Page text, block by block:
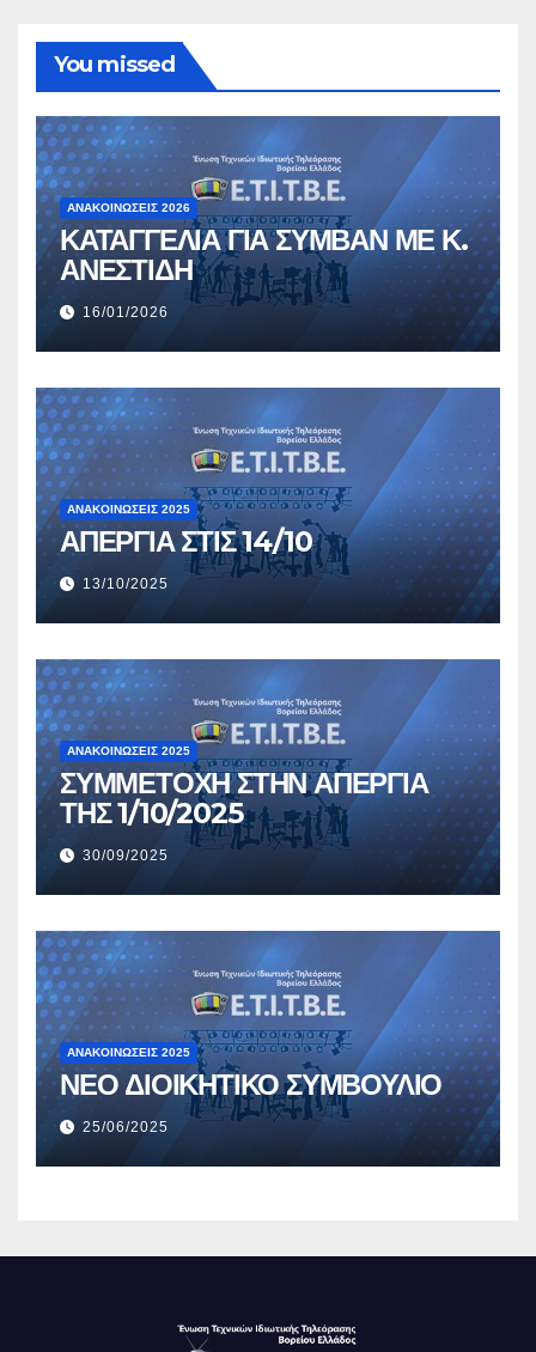
You missed
ΑΝΑΚΟΙΝΏΣΕΙΣ 2026
ΚΑΤΑΓΓΕΛΙΑ ΓΙΑ ΣΥΜΒΑΝ ΜΕ Κ.
ΑΝΕΣΤΙΔΗ
16/01/2026
ΑΝΑΚΟΙΝΏΣΕΙΣ 2025
ΑΠΕΡΓΙΑ ΣΤΙΣ 14/10
13/10/2025
ΑΝΑΚΟΙΝΏΣΕΙΣ 2025
ΣΥΜΜΕΤΟΧΗ ΣΤΗΝ ΑΠΕΡΓΙΑ
ΤΗΣ 1/10/2025
30/09/2025
ΑΝΑΚΟΙΝΏΣΕΙΣ 2025
ΝΕΟ ΔΙΟΙΚΗΤΙΚΟ ΣΥΜΒΟΥΛΙΟ
25/06/2025